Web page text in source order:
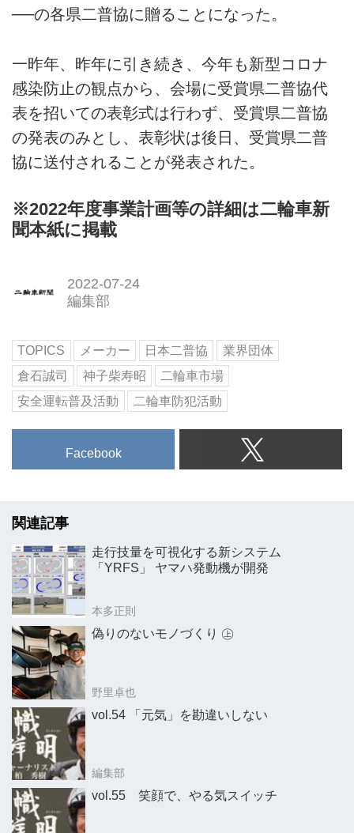
──の各県二普協に贈ることになった。
一昨年、昨年に引き続き、今年も新型コロナ
感染防止の観点から、会場に受賞県二普協代
表を招いての表彰式は行わず、受賞県二普協
の発表のみとし、表彰状は後日、受賞県二普
協に送付されることが発表された。
※2022年度事業計画等の詳細は二輪車新
聞本紙に掲載
2022-07-24
編集部
TOPICS メーカー 日本二普協
業界団体
倉石誠司
神子柴寿昭
二輪車市場
安全運転普及活動
二輪車防犯活動
Facebook
関連記事
走行技量を可視化する新システム
「YRFS」 ヤマハ発動機が開発
本多正則
偽りのないモノづくり ㊤
野里卓也
vol.54 「元気」を勘違いしない
編集部
vol.55 笑顔で、やる気スイッチ